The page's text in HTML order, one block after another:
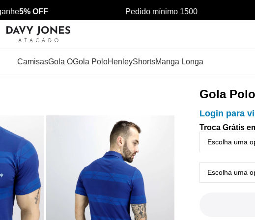
5% OFF Pedido mínimo 1500
CamisasGola OGola PoloHenleyShortsManga Longa
Gola
Login para
Troca Grátis